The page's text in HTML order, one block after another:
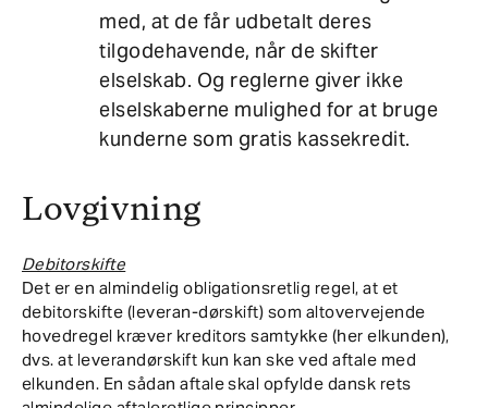
med, at de får udbetalt deres
tilgodehavende, når de skifter
elselskab. Og reglerne giver ikke
elselskaberne mulighed for at bruge
kunderne som gratis kassekredit.
Lovgivning
Debitorskifte
Det er en almindelig obligationsretlig regel, at et
debitorskifte (leveran-dørskift) som altovervejende
hovedregel kræver kreditors samtykke (her elkunden),
dvs. at leverandørskift kun kan ske ved aftale med
elkunden. En sådan aftale skal opfylde dansk rets